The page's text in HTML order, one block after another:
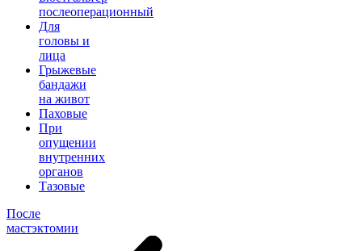
послеоперационный
Для
головы и
лица
Грыжевые
бандажи
на живот
Паховые
При
опущении
внутренних
органов
Тазовые
После
мастэктомии